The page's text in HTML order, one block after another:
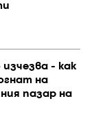
- как
на
пазар на